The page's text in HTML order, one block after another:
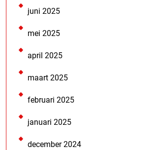
juni 2025
mei 2025
april 2025
maart 2025
februari 2025
januari 2025
december 2024